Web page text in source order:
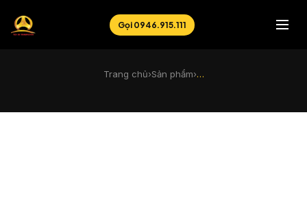
Gọi 0946.915.111
Trang chủ›Sản phẩm›…